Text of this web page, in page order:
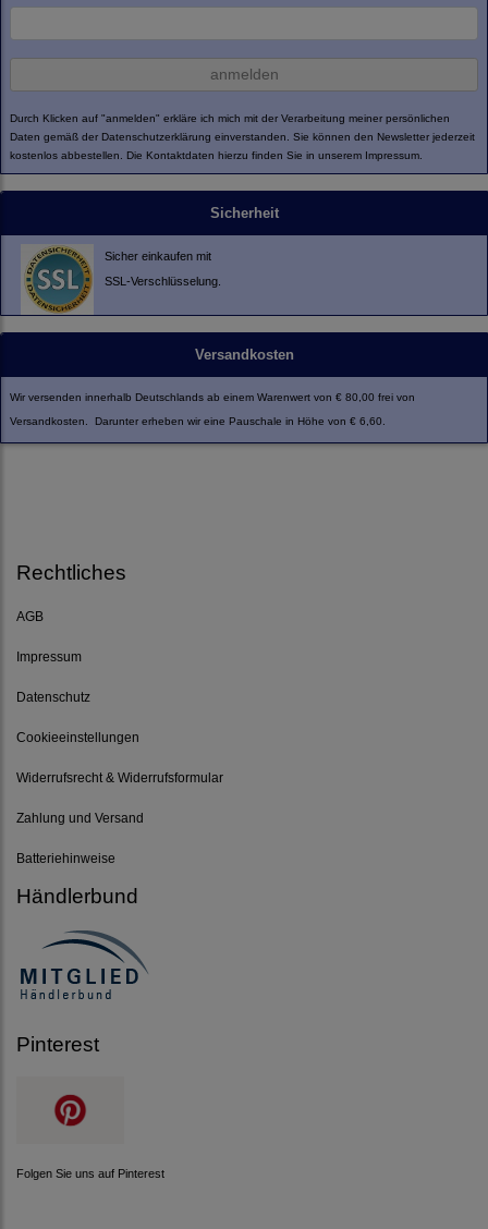
anmelden
Durch Klicken auf "anmelden" erkläre ich mich mit der Verarbeitung meiner persönlichen
Daten gemäß der Datenschutzerklärung einverstanden. Sie können den Newsletter jederzeit
kostenlos abbestellen. Die Kontaktdaten hierzu finden Sie in unserem Impressum.
Sicherheit
Sicher einkaufen mit
SSL-Verschlüsselung.
Versandkosten
Wir versenden innerhalb Deutschlands ab einem Warenwert von € 80,00 frei von
Versandkosten. Darunter erheben wir eine Pauschale in Höhe von € 6,60.
Rechtliches
AGB
Impressum
Datenschutz
Cookieeinstellungen
Widerrufsrecht & Widerrufsformular
Zahlung und Versand
Batteriehinweise
Händlerbund
Pinterest
Folgen Sie uns auf Pinterest